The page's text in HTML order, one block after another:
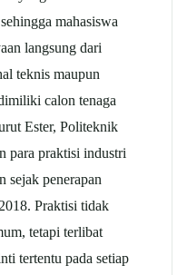
mahasiswa
langsung dari
teknis maupun
calon tenaga
Ester, Politeknik
para praktisi industri
sejak penerapan
Praktisi tidak
tetapi terlibat
tertentu pada setiap